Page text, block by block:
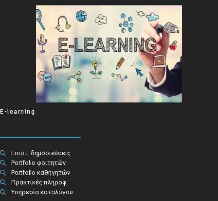
E-learning
Επιστ. δημοσιεύσεις
Portfolio φοιτητών
Portfolio καθηγητών
Πρακτικές πληροφ.​
Υπηρεσία καταλόγου